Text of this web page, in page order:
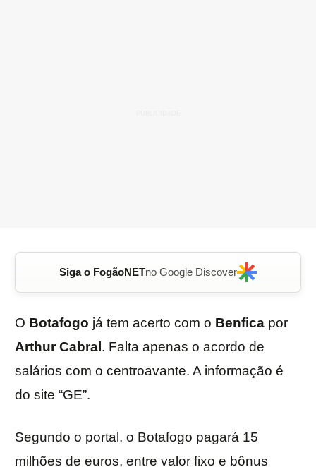
Siga o FogãoNETno Google Discover
O Botafogo já tem acerto com o Benfica por
Arthur Cabral . Falta apenas o acordo de
salários com o centroavante. A informação é
do site “GE”.
Segundo o portal, o Botafogo pagará 15
milhões de euros, entre valor fixo e bônus